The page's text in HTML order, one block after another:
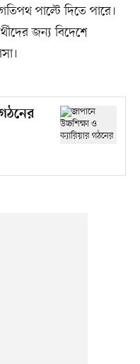
পাল্টে দিতে পারে।
জন্য বিদেশে